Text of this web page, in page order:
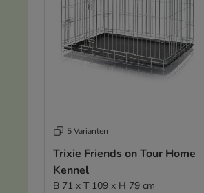
5 Varianten
Trixie Friends on Tour Home
Kennel
B 71 x T 109 x H 79 cm